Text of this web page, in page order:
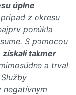
úplne
z okresu
ponúkla
S pomocou
získali takmer
a trval
negatívnym